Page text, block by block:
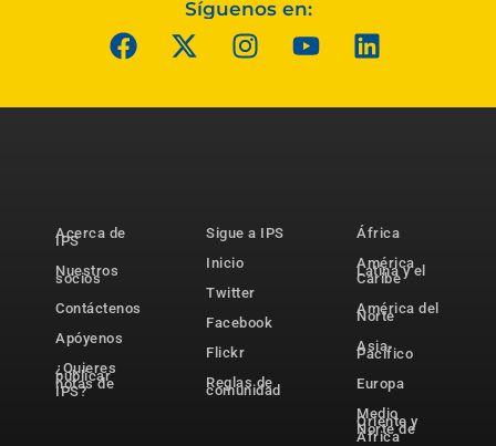
Síguenos en:
Acerca de
IPS
Nuestros
socios
Contáctenos
Apóyenos
¿Quieres
publicar
notas de
IPS?
Sigue a IPS
Inicio
Twitter
Facebook
Flickr
Reglas de
comunidad
África
América
Latina y el
Caribe
América del
Norte
Asia-
Pacífico
Europa
Medio
Oriente y
Norte de
África